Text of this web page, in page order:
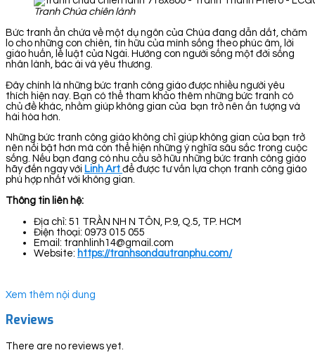
Tranh Chúa chiên lành
Bức tranh ẩn chứa về một dụ ngôn của Chúa đang dẫn dắt, chăm
lo cho những con chiên, tín hữu của mình sống theo phúc âm, lời
giáo huấn, lề luật của Ngài. Hướng con người sống một đời sống
nhân lành, bác ái và yêu thương.
Đây chính là những bức tranh công giáo được nhiều người yêu
thích hiện nay. Bạn có thể tham khảo thêm những bức tranh có
chủ đề khác, nhằm giúp không gian của bạn trở nên ấn tượng và
hài hòa hơn.
Những bức tranh công giáo không chỉ giúp không gian của bạn trở
nên nổi bật hơn mà còn thể hiện những ý nghĩa sâu sắc trong cuộc
sống. Nếu bạn đang có nhu cầu sở hữu những bức tranh công giáo
hãy đến ngay với Linh Art để được tư vấn lựa chọn tranh công giáo
phù hợp nhất với không gian.
Thông tin liên hệ:
Địa chỉ: 51 TRẦN NH N TÔN, P.9, Q.5, TP. HCM
Điện thoại: 0973 015 055
Email: tranhlinh14@gmail.com
Website: https://tranhsondautranphu.com/
Xem thêm nội dung
Reviews
There are no reviews yet.